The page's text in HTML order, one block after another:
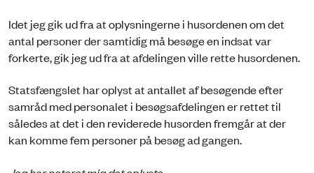
Idet jeg gik ud fra at oplysningerne i husordenen om det
antal personer der samtidig må besøge en indsat var
forkerte, gik jeg ud fra at afdelingen ville rette husordenen.
Statsfængslet har oplyst at antallet af besøgende efter
samråd med personalet i besøgsafdelingen er rettet til
således at det i den reviderede husorden fremgår at der
kan komme fem personer på besøg ad gangen.